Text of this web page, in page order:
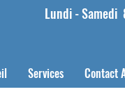
Lundi - Samedi
Services Contact